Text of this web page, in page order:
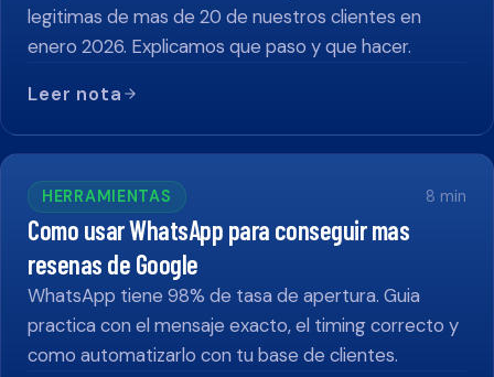
legitimas de mas de 20 de nuestros clientes en
enero 2026. Explicamos que paso y que hacer.
Leer nota
HERRAMIENTAS 8 min
Como usar WhatsApp para conseguir mas
resenas de Google
WhatsApp tiene 98% de tasa de apertura. Guia
practica con el mensaje exacto, el timing correcto y
como automatizarlo con tu base de clientes.